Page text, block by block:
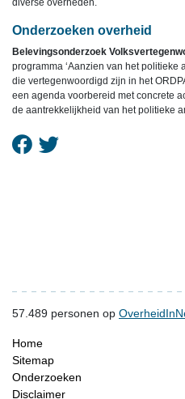
diverse overheden.
Onderzoeken overheid
Belevingsonderzoek
programma ‘Aanzien van het politieke
die vertegenwoordigd zijn in het
een agenda voorbereid met concrete
de aantrekkelijkheid van het politieke
57.489 personen op
Home
Sitemap
Onderzoeken
Disclaimer